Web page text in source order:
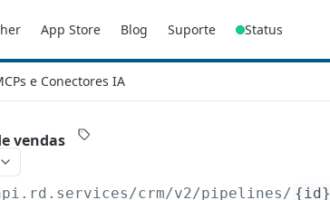
App Store Blog Suporte Status
e Conectores IA
vendas
crm/v2/pipelines/ {id}